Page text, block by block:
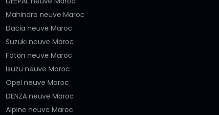
Mahindra neuve Maroc
Dacia neuve Maroc
Suzuki neuve Maroc
Foton neuve Maroc
Isuzu neuve Maroc
Opel neuve Maroc
DENZA neuve Maroc
Alpine neuve Maroc